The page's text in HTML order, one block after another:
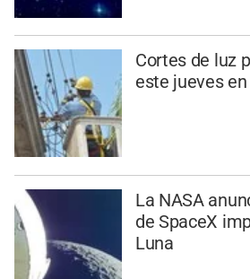
Cortes de luz
este jueves
La NASA
de SpaceX
Luna